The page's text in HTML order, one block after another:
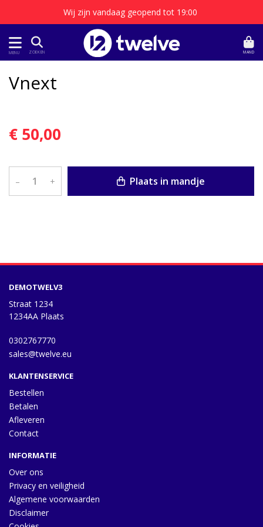
Wij zijn vandaag geopend tot 19:00
MENU ZOEKEN MAND
Vnext
€ 50,00
– + Plaats in mandje
DEMOTWELV3
Straat 1234
1234AA Plaats
0302767770
sales@twelve.eu
KLANTENSERVICE
Bestellen
Betalen
Afleveren
Contact
INFORMATIE
Over ons
Privacy en veiligheid
Algemene voorwaarden
Disclaimer